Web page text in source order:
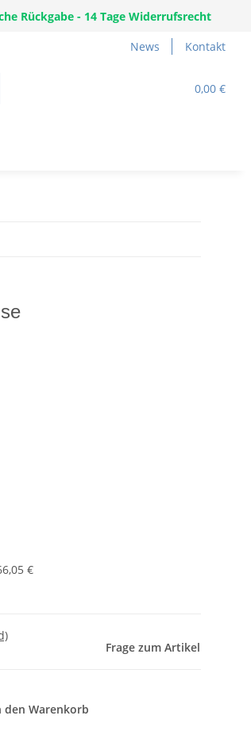
Rückgabe - 14 Tage Widerrufsrecht
News Kontakt
0,00 €
€
Frage zum Artikel
den Warenkorb